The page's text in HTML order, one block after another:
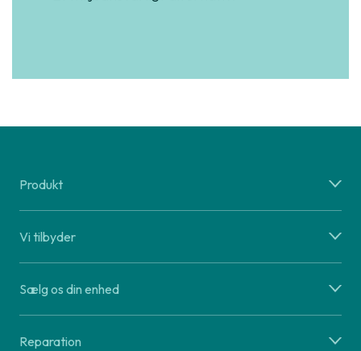
Produkt
Vi tilbyder
Sælg os din enhed
Reparation